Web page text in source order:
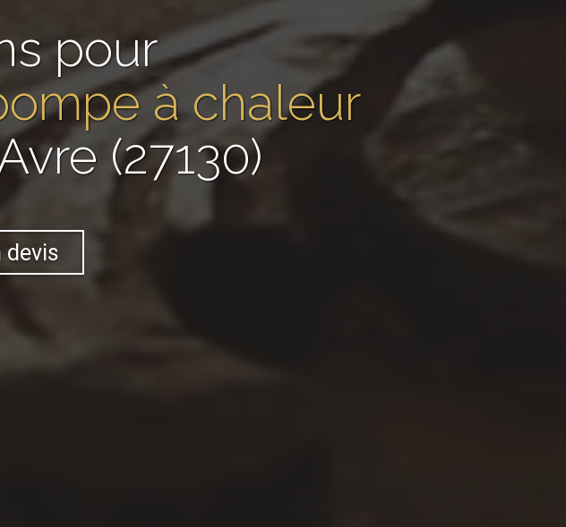
pour
à chaleur
(27130)
devis